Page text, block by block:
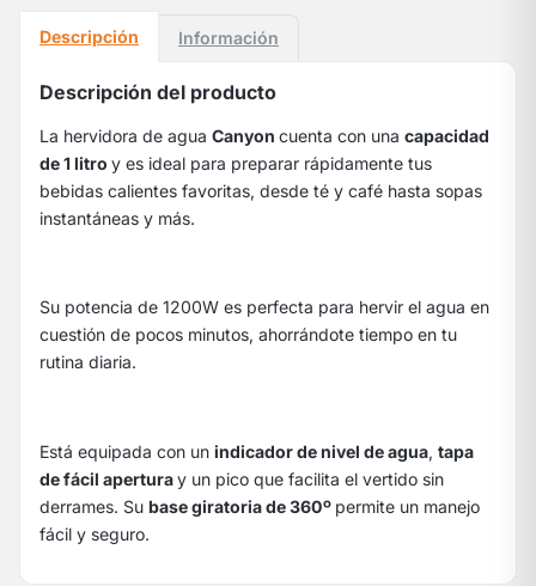
Descripción Información
Descripción del producto
La hervidora de agua Canyon cuenta con una capacidad
de 1 litro y es ideal para preparar rápidamente tus
bebidas calientes favoritas, desde té y café hasta sopas
instantáneas y más.
Su potencia de 1200W es perfecta para hervir el agua en
cuestión de pocos minutos, ahorrándote tiempo en tu
rutina diaria.
Está equipada con un indicador de nivel de agua, tapa
de fácil aperturay un pico que facilita el vertido sin
derrames. Su base giratoria de 360º permite un manejo
fácil y seguro.